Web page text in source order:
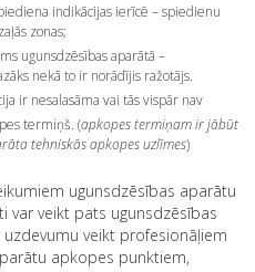
indikācijas ierīcē – spiedienu
zonas;
ugunsdzēsības aparātā –
nekā to ir norādījis ražotājs.
ir nesalasāma vai tās vispār nav
termiņš. (apkopes termiņam ir jābūt
tehniskās apkopes uzlīmes)
ugunsdzēsības aparātu
var veikt pats ugunsdzēsības
veikt profesionāļiem
apkopes punktiem,